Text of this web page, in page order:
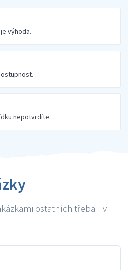
výhoda.
nepotvrdíte.
ostatních třeba i v